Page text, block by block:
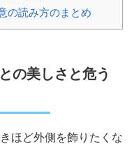
の読み方のまとめ
の美しさと危う
ほど外側を飾りたくな